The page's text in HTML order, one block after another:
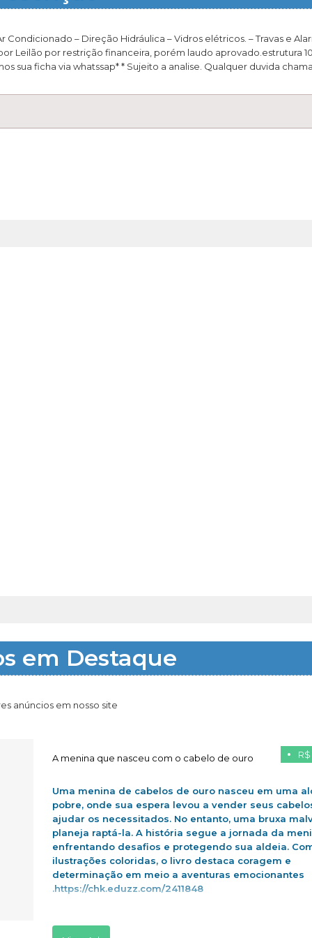
– Direção Hidráulica – Vidros elétricos. – Travas e
Leilão por restrição financeira, porém laudo aprovado.estrutura
sua ficha via whatssap* * Sujeito a analise. Qualquer duvida
em Destaque
anúncios em nosso site
A menina que nasceu com o cabelo de ouro
Uma menina de cabelos de ouro nasceu em uma
pobre, onde sua espera levou a vender seus
ajudar os necessitados. No entanto, uma bruxa
planeja raptá-la. A história segue a jornada da
enfrentando desafios e protegendo sua aldeia.
ilustrações coloridas, o livro destaca coragem e
determinação em meio a aventuras emocionantes
.https://chk.eduzz.com/2411848